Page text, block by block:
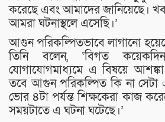
করেছে এবং আমাদের জানিয়েছে।
আমরা ঘটনাস্থলে এসেছি।’
আগুন পরিকল্পিতভাবে লাগানো
তিনি বলেন, ‘বিগত
যোগাযোগমাধ্যমে এ বিষয়ে
তবে আগুন পরিকল্পিত কি না সেটা
ভোর ৪টা পর্যন্ত শিক্ষকেরা কাজ
সময়টাতে এ ঘটনা ঘটেছে।’